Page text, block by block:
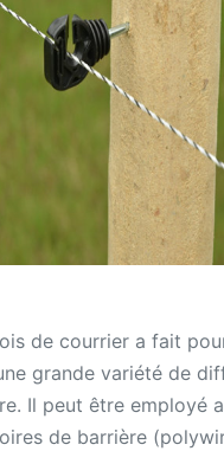
de courrier a fait
grande variété de
Il peut être employé
de barrière